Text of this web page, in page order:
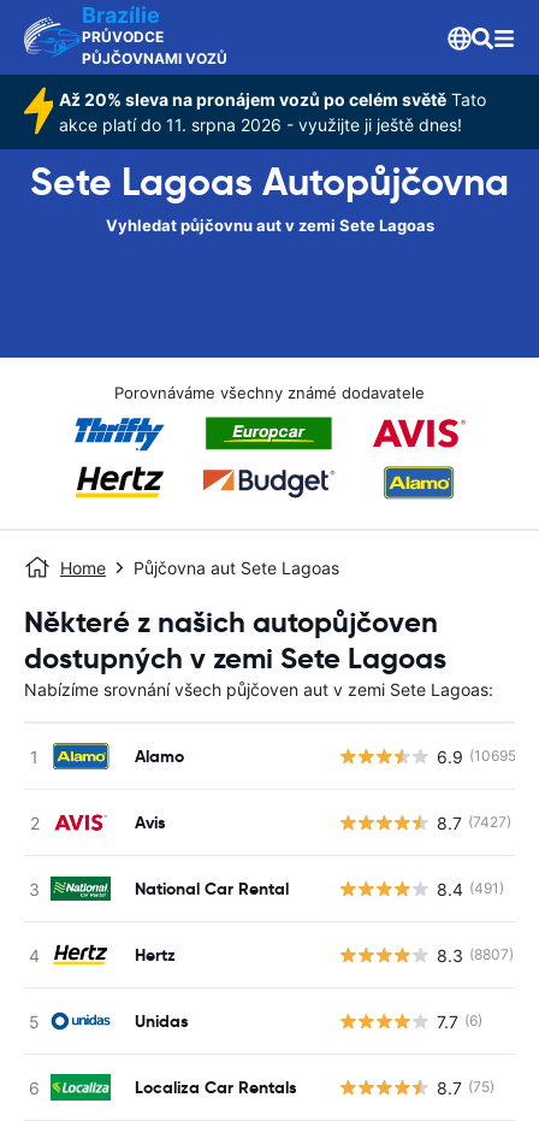
Brazílie
PRŮVODCE
PŮJČOVNAMI VOZŮ
Až 20% sleva na pronájem vozů po celém světě Tato
akce platí do 11. srpna 2026 - využijte ji ještě dnes!
Sete Lagoas Autopůjčovna
Vyhledat půjčovnu aut v zemi Sete Lagoas
Porovnáváme všechny známé dodavatele
Home Půjčovna aut Sete Lagoas
Některé z našich autopůjčoven
dostupných v zemi Sete Lagoas
Nabízíme srovnání všech půjčoven aut v zemi Sete Lagoas:
Alamo 6.9 (10695)
Avis 8.7 (7427)
National Car Rental 8.4 (491)
Hertz 8.3 (8807)
Unidas 7.7 (6)
Localiza Car Rentals 8.7 (75)